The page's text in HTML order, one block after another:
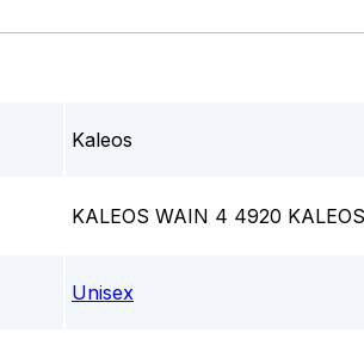
Kaleos
KALEOS WAIN 4 4920
Unisex